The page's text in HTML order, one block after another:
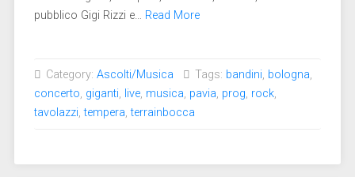
pubblico Gigi Rizzi e… Read More
Category: Ascolti/Musica Tags: bandini, bologna,
concerto, giganti, live, musica, pavia, prog, rock,
tavolazzi,tempera,terrainbocca